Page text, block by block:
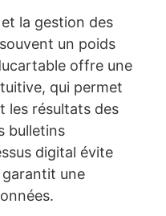
la gestion des
un poids
offre une
qui permet
les résultats des
bulletins
digital évite
garantit une